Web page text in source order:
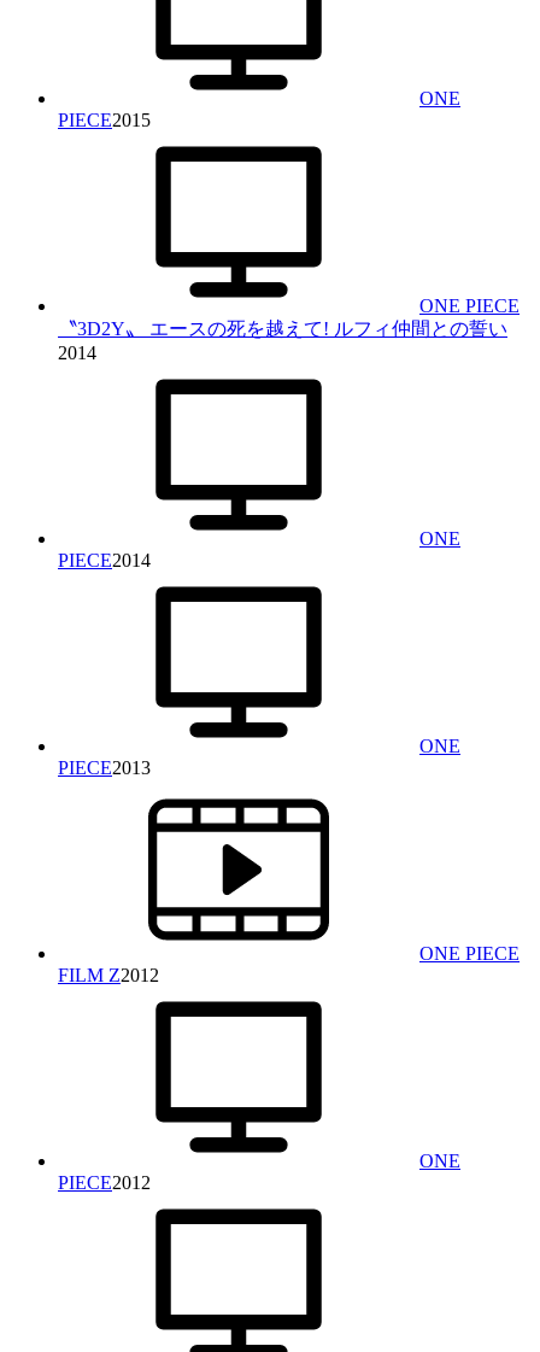
ONE
PIECE2015
ONE PIECE
〝3D2Y〟 エースの死を越えて! ルフィ仲間との誓い
2014
ONE
PIECE2014
ONE
PIECE2013
ONE PIECE
FILM Z2012
ONE
PIECE2012